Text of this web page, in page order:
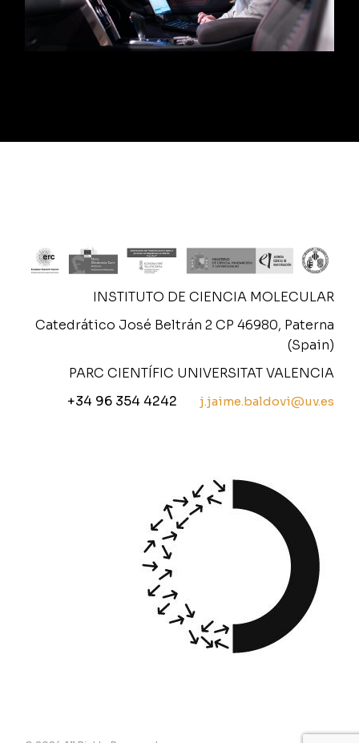
INSTITUTO DE CIENCIA MOLECULAR
Catedrático José Beltrán 2 CP 46980, Paterna
(Spain)
PARC CIENTÍFIC UNIVERSITAT VALENCIA
+34 96 354 4242
j.jaime.baldovi@uv.es